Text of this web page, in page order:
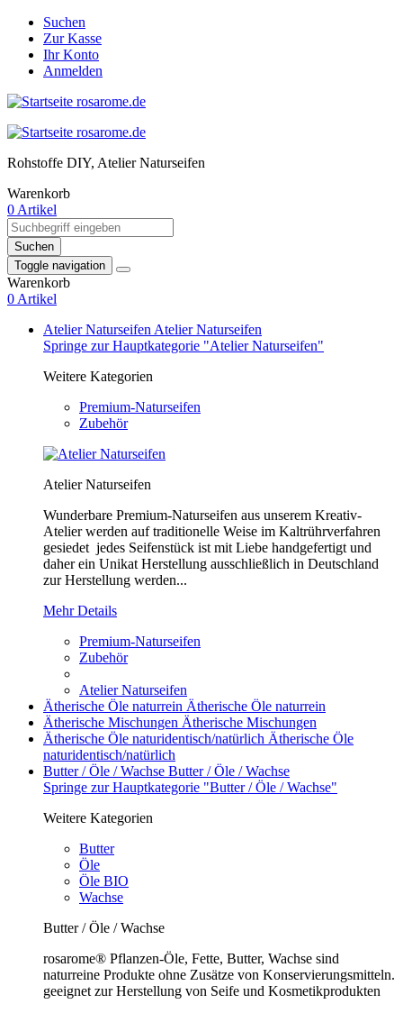
Suchen
Zur Kasse
Ihr Konto
Anmelden
Rohstoffe DIY, Atelier Naturseifen
Warenkorb
0 Artikel
Suchen
Toggle navigation
Warenkorb
0 Artikel
Atelier Naturseifen Atelier Naturseifen
Springe zur Hauptkategorie "Atelier Naturseifen"
Weitere Kategorien
Premium-Naturseifen
Zubehör
Atelier Naturseifen
Wunderbare Premium-Naturseifen aus unserem Kreativ-
Atelier werden auf traditionelle Weise im Kaltrührverfahren
gesiedet jedes Seifenstück ist mit Liebe handgefertigt und
daher ein Unikat Herstellung ausschließlich in Deutschland
zur Herstellung werden...
Mehr Details
Premium-Naturseifen
Zubehör
Atelier Naturseifen
Ätherische Öle naturrein Ätherische Öle naturrein
Ätherische Mischungen Ätherische Mischungen
Ätherische Öle naturidentisch/natürlich Ätherische Öle
naturidentisch/natürlich
Butter / Öle / Wachse Butter / Öle / Wachse
Springe zur Hauptkategorie "Butter / Öle / Wachse"
Weitere Kategorien
Butter
Öle
Öle BIO
Wachse
Butter / Öle / Wachse
rosarome® Pflanzen-Öle, Fette, Butter, Wachse sind
naturreine Produkte ohne Zusätze von Konservierungsmitteln.
geeignet zur Herstellung von Seife und Kosmetikprodukten